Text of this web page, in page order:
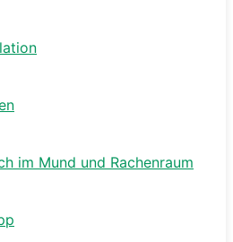
im Mund und Rachenraum